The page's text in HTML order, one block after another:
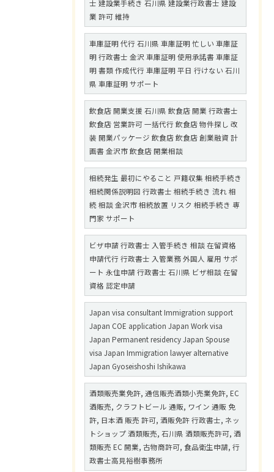
士 建設業手続き 石川県 建設業行政書士 建設
業 許可 維持
車庫証明 代行 石川県 車庫証明 忙しい 車庫証
明 行政書士 金沢 車庫証明 使用承諾書 車庫証
明 書類 作成代行 車庫証明 平日 行けない 石川
県 車庫証明 サポート
飲食店 開業支援 石川県 飲食店 開業 行政書士
飲食店 営業許可 一括代行 飲食店 物件探し 改
装 開業パッケージ 飲食店 飲食店 創業融資 計
画書 金沢市 飲食店 開業相談
相続発生 最初にやること 戸籍収集 相続手続き
相続関係説明図 行政書士 相続手続き 流れ 相
続 相談 金沢市 相続放置 リスク 相続手続き 専
門家 サポート
ビザ申請 行政書士 入管手続き 相談 在留資格
申請代行 行政書士 入管業務 外国人 雇用 サポ
ート 永住申請 行政書士 石川県 ビザ相談 在留
資格 認定申請
Japan visa consultant Immigration support
Japan COE application Japan Work visa
Japan Permanent residency Japan Spouse
visa Japan Immigration lawyer alternative
Japan Gyoseishoshi Ishikawa
酒類販売業免許, 通信販売酒類小売業免許, EC
酒販売, クラフトビール 通販, ワイン 通販 免
許, 日本酒 販売 許可, 酒販免許 行政書士, ネッ
トショップ 酒類販売, 石川県 酒類販売許可, 酒
類販売 EC 開業, 古物商許可, 食品衛生申請, 行
政書士高見裕樹事務所